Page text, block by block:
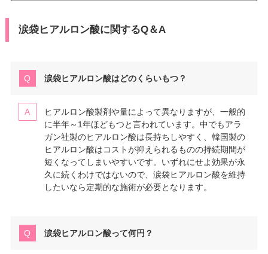
涙袋ヒアルロン酸に関するQ＆A
涙袋ヒアルロン酸はどのくらいもつ？
ヒアルロン酸製剤や量によって異なりますが、一般的
に半年～1年ほどもつと言われています。中でもアラ
ガン社製のヒアルロン酸は長持ちしやすく、韓国製の
ヒアルロン酸はコストが抑えられるものの持続期間が
短くなってしまいやすいです。いずれにせよ効果が永
久に続くわけではないので、涙袋ヒアルロン酸を維持
したいなら定期的な施術が必要となります。
涙袋ヒアルロン酸って何円？